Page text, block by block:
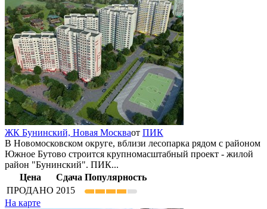
ЖК Бунинский, Новая Москваот ПИК
В Новомосковском округе, вблизи лесопарка рядом с районом
Южное Бутово строится крупномасштабный проект - жилой
район "Бунинский". ПИК...
Цена
Сдача Популярность
ПРОДАНО 2015
На карте